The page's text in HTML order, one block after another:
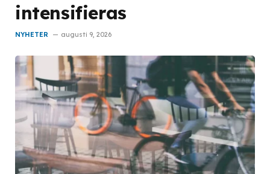
intensifieras
NYHETER augusti 9, 2026